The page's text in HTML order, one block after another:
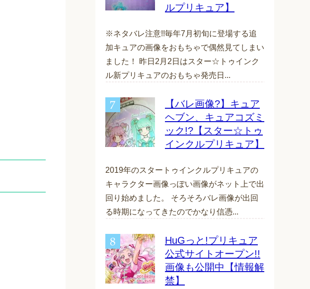
ルプリキュア】
※ネタバレ注意!!毎年7月初旬に登場する追
加キュアの画像をおもちゃで偶然見てしまい
ました！ 昨日2月2日はスター☆トゥインク
ル新プリキュアのおもちゃ発売日...
【バレ画像?】キュア
ヘブン、キュアコズミ
ック!?【スター☆トゥ
インクルプリキュア】
2019年のスタートゥインクルプリキュアの
キャラクター画像っぽい画像がネット上で出
回り始めました。 そろそろバレ画像が出回
る時期になってきたのでかなり信憑...
HuGっと!プリキュア
公式サイトオープン!!
画像も公開中【情報解
禁】